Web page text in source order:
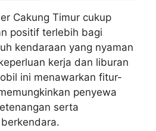
Cakung Timur cukup
positif terlebih bagi
kendaraan yang nyaman
kerja dan liburan
ini menawarkan fitur-
penyewa
serta